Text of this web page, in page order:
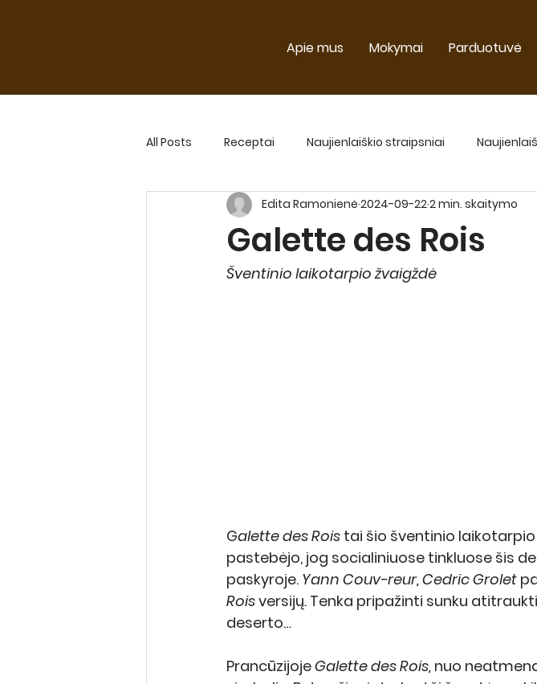
Apie mus Mokymai Parduotuvė
All Posts Receptai Naujienlaiškio straipsniai
Naujienlaiškio straipsniai 2024 Naujienlaiškio straipsniai 2025
Galette des Rois
Edita Ramonienė 2024-09-222 min. skaitymo
Šventinio laikotarpio žvaigždė
Galette des Rois tai šio šventinio
pastebėjo, jog socialiniuose tinkluose šis
paskyroje. Yann Couv-reur, Cedric Grolet
Rois versijų. Tenka pripažinti sunku
deserto…
Prancūzijoje Galette des Rois, nuo